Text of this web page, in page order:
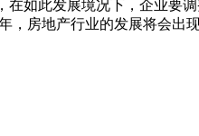
此发展境况下，企业要
房地产行业的发展将会